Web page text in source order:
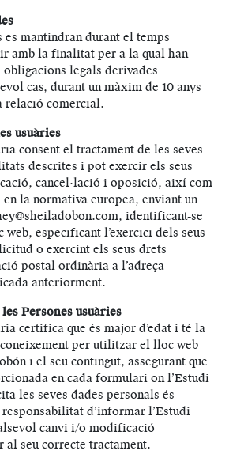
mantindran durant el temps
amb la finalitat per a la qual han
legals derivades
cas, durant un màxim de 10 anys
relació comercial.
usuàries
consent el tractament de les seves
descrites i pot exercir els seus
cancel·lació i oposició, així com
la normativa europea, enviant un
identificant-se
especificant l’exercici dels seus
o exercint els seus drets
postal ordinària a l’adreça
anteriorment.
Persones usuàries
certifica que és major d’edat i té la
per utilitzar el lloc web
i el seu contingut, assegurant que
en cada formulari on l’Estudi
les seves dades personals és
d’informar l’Estudi
canvi i/o modificació
al seu correcte tractament.